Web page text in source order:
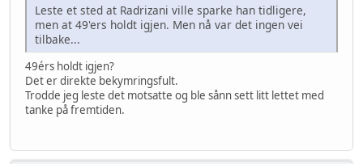
Leste et sted at Radrizani ville sparke han tidligere,
men at 49'ers holdt igjen. Men nå var det ingen vei
tilbake...
49érs holdt igjen?
Det er direkte bekymringsfult.
Trodde jeg leste det motsatte og ble sånn sett litt lettet med
tanke på fremtiden.